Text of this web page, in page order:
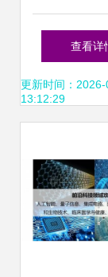
精准迭代
撬动AR无
查看详
更新时间：
13:12:29